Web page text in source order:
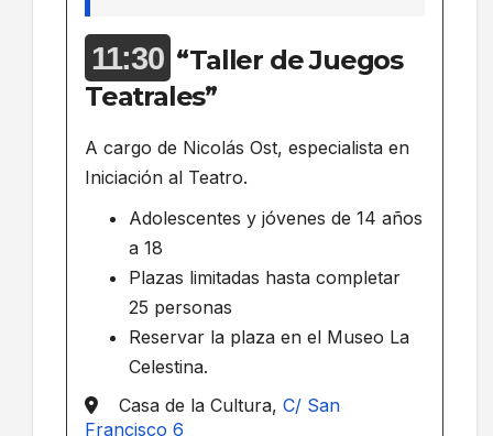
11:30 “Taller de Juegos
Teatrales”
A cargo de Nicolás Ost, especialista en
Iniciación al Teatro.
Adolescentes y jóvenes de 14 años
a 18
Plazas limitadas hasta completar
25 personas
Reservar la plaza en el Museo La
Celestina.
Casa de la Cultura, C/ San
Francisco 6